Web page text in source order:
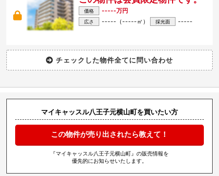
価格 -----万円
広さ -----（-----㎡） 採光面 -----
マイキャッスル八王子元横山町を買いたい方
この物件が売り出されたら教えて！
『マイキャッスル八王子元横山町』の販売情報を
優先的にお知らせいたします。